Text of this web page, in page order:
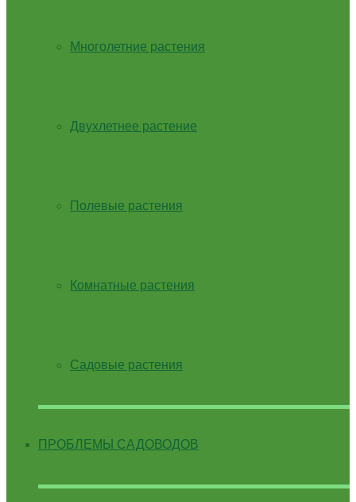
Многолетние растения
Двухлетнее растение
Полевые растения
Комнатные растения
Садовые растения
ПРОБЛЕМЫ САДОВОДОВ